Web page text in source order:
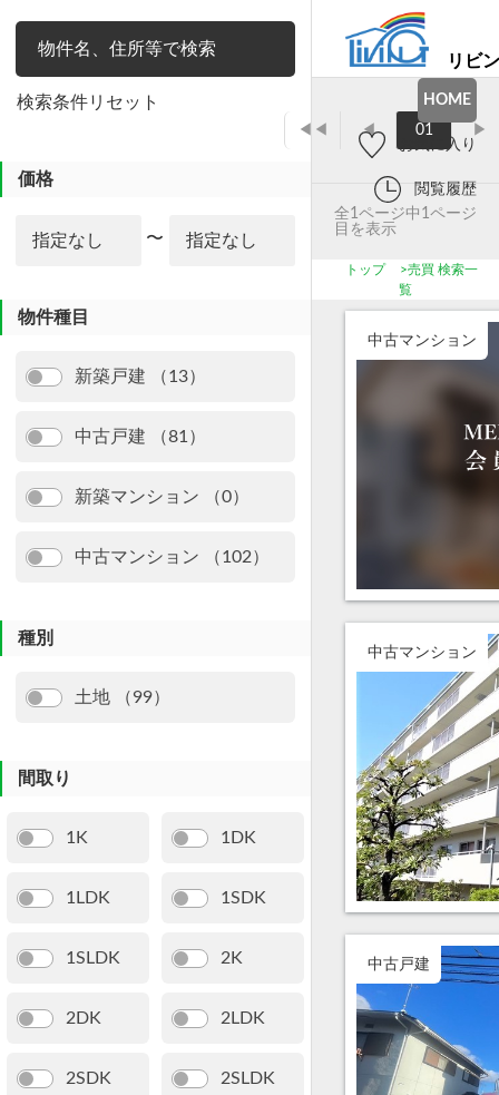
検索条件リセット
価格
〜
物件種目
新築戸建 （13）
中古戸建 （81）
新築マンション （0）
中古マンション （102）
種別
土地 （99）
間取り
1K 1DK
1LDK 1SDK
1SLDK 2K
2DK 2LDK
2SDK 2SLDK
リビ
HOME
お気に入り
閲覧履歴
◀◀ ◀ 01 ▶
全1ページ中1ページ
目を表示
トップ >売買 検索一
覧
中古マンション
中古マンション
中古戸建